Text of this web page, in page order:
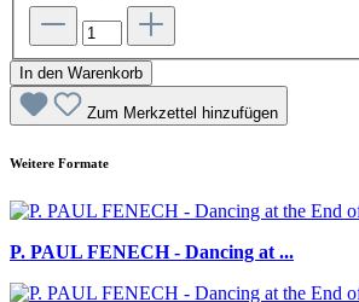
In den Warenkorb
Zum Merkzettel hinzufügen
Weitere Formate
P. PAUL FENECH - Dancing at ...